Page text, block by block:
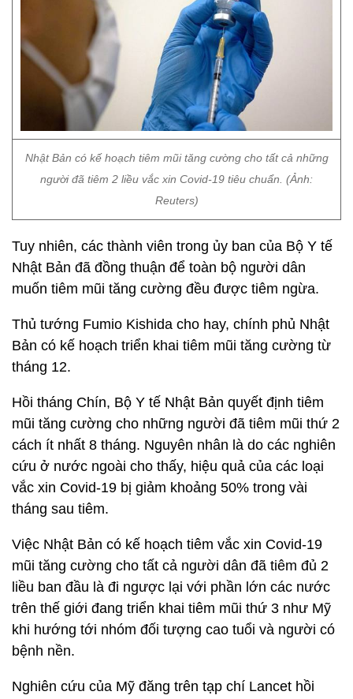
Nhật Bản có kế hoạch tiêm mũi tăng cường cho tất cả những
người đã tiêm 2 liều vắc xin Covid-19 tiêu chuẩn. (Ảnh:
Reuters)
Tuy nhiên, các thành viên trong ủy ban của Bộ Y tế
Nhật Bản đã đồng thuận để toàn bộ người dân
muốn tiêm mũi tăng cường đều được tiêm ngừa.
Thủ tướng Fumio Kishida cho hay, chính phủ Nhật
Bản có kế hoạch triển khai tiêm mũi tăng cường từ
tháng 12.
Hồi tháng Chín, Bộ Y tế Nhật Bản quyết định tiêm
mũi tăng cường cho những người đã tiêm mũi thứ 2
cách ít nhất 8 tháng. Nguyên nhân là do các nghiên
cứu ở nước ngoài cho thấy, hiệu quả của các loại
vắc xin Covid-19 bị giảm khoảng 50% trong vài
tháng sau tiêm.
Việc Nhật Bản có kế hoạch tiêm vắc xin Covid-19
mũi tăng cường cho tất cả người dân đã tiêm đủ 2
liều ban đầu là đi ngược lại với phần lớn các nước
trên thế giới đang triển khai tiêm mũi thứ 3 như Mỹ
khi hướng tới nhóm đối tượng cao tuổi và người có
bệnh nền.
Nghiên cứu của Mỹ đăng trên tạp chí Lancet hồi